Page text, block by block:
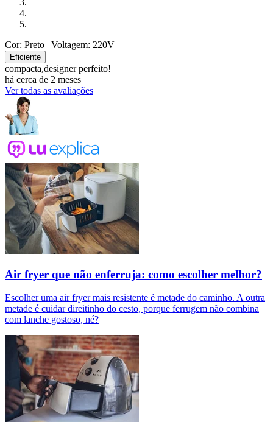
Cor: Preto | Voltagem: 220V
Eficiente
compacta,designer perfeito!
há cerca de 2 meses
Ver todas as avaliações
Air fryer que não enferruja: como escolher melhor?
Escolher uma air fryer mais resistente é metade do caminho. A outra
metade é cuidar direitinho do cesto, porque ferrugem não combina
com lanche gostoso, né?